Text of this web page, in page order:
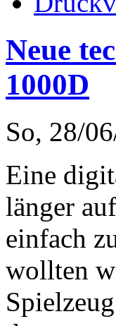
Neue
1000D
So, 28/
Eine
länger
einfach
wollten